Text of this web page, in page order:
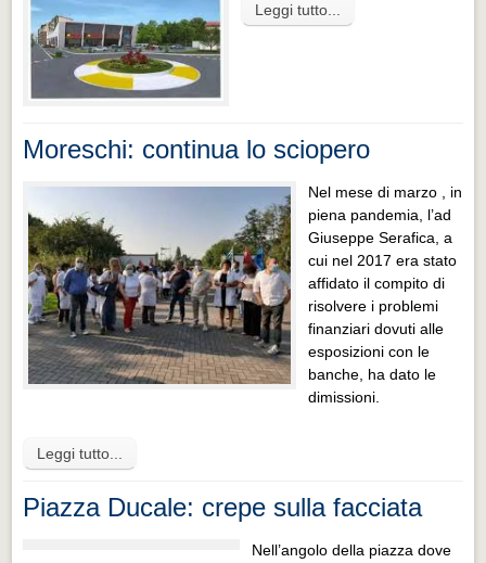
Leggi tutto...
Moreschi: continua lo sciopero
Nel mese di marzo , in
piena pandemia, l’ad
Giuseppe Serafica, a
cui nel 2017 era stato
affidato il compito di
risolvere i problemi
finanziari dovuti alle
esposizioni con le
banche, ha dato le
dimissioni.
Leggi tutto...
Piazza Ducale: crepe sulla facciata
Nell’angolo della piazza dove